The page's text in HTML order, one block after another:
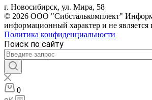
г. Новосибирск, ул. Мира, 58
© 2026 ООО "Сибсталькомплект"
информационный характер и не
Политика конфиденциальности
Поиск по сайту
0